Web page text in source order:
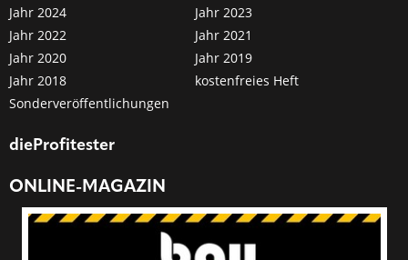
Jahr 2024
Jahr 2023
Jahr 2022
Jahr 2021
Jahr 2020
Jahr 2019
Jahr 2018
kostenfreies Heft
Sonderveröffentlichungen
dieProfitester
ONLINE-MAGAZIN